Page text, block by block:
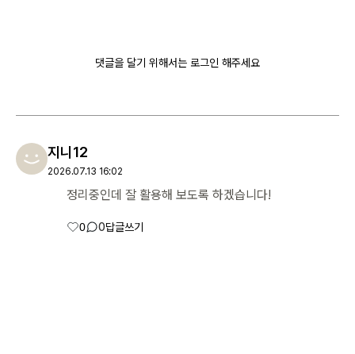
댓글을 달기 위해서는 로그인 해주세요
지니12
2026.07.13 16:02
정리중인데 잘 활용해 보도록 하겠습니다!
0 0답글쓰기
로그인 상태 유지